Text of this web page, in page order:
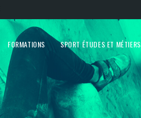
FORMATIONS SPORT ÉTUDES ET MÉTIERS